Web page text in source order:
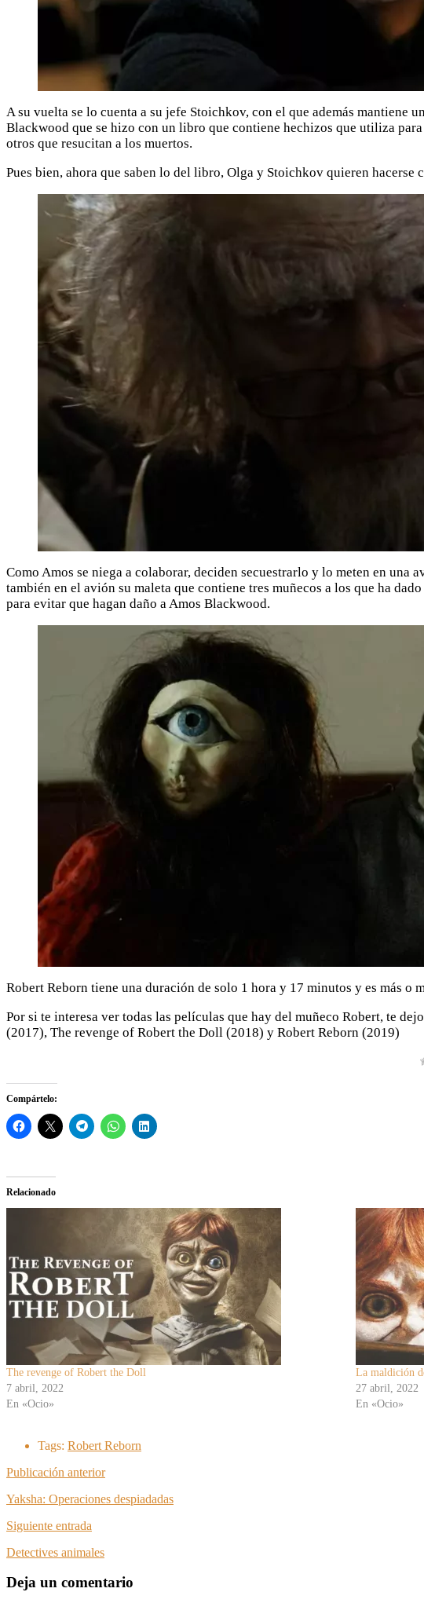
A su vuelta se lo cuenta a su jefe Stoichkov, con el que además mantiene
Blackwood que se hizo con un libro que contiene hechizos que utiliza
otros que resucitan a los muertos.
Pues bien, ahora que saben lo del libro, Olga y Stoichkov quieren
Como Amos se niega a colaborar, deciden secuestrarlo y lo meten en
también en el avión su maleta que contiene tres muñecos a los que ha
para evitar que hagan daño a Amos Blackwood.
Robert Reborn tiene una duración de solo 1 hora y 17 minutos y es más o
Por si te interesa ver todas las películas que hay del muñeco Robert, te
(2017), The revenge of Robert the Doll (2018) y Robert Reborn (2019)
Compártelo:
Relacionado
The revenge of Robert the Doll
7 abril, 2022
En «Ocio»
La maldición
27 abril, 2022
En «Ocio»
Tags: Robert Reborn
Publicación anterior
Yaksha: Operaciones despiadadas
Siguiente entrada
Detectives animales
Deja un comentario